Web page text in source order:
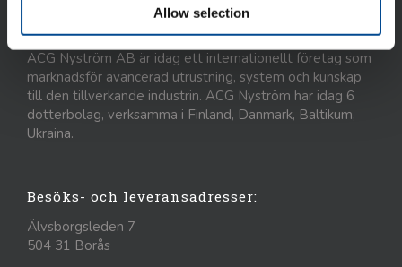
Allow selection
ACG Nyström AB är idag ett internationellt företag som
marknadsför avancerad utrustning, system och kunskap
till den tillverkande industrin. ACG Nyström har idag 6
dotterbolag, verksamma i Finland, Danmark, Baltikum,
Ukraina.
Besöks- och leveransadresser:
Älvsborgsleden 7
504 31 Borås